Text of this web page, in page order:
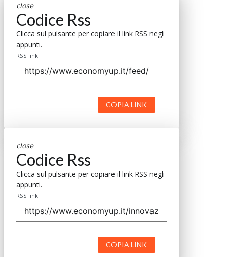
close
Codice Rss
Clicca sul pulsante per copiare il link RSS negli
appunti.
RSS link
COPIA LINK
close
Codice Rss
Clicca sul pulsante per copiare il link RSS negli
appunti.
RSS link
COPIA LINK